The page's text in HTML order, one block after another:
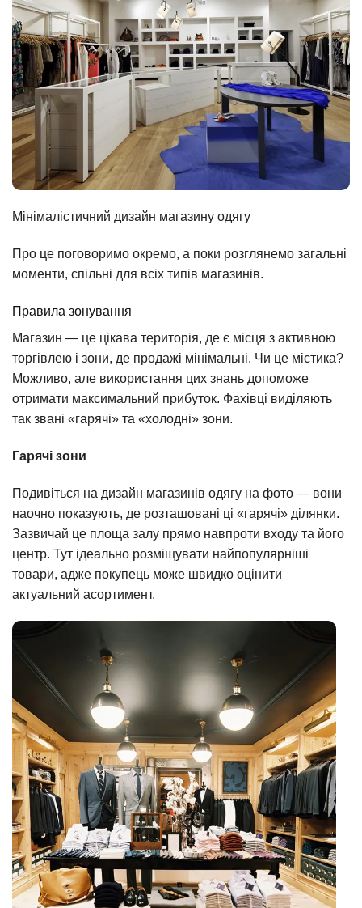
Мінімалістичний дизайн магазину одягу
Про це поговоримо окремо, а поки розглянемо загальні
моменти, спільні для всіх типів магазинів.
Правила зонування
Магазин — це цікава територія, де є місця з активною
торгівлею і зони, де продажі мінімальні. Чи це містика?
Можливо, але використання цих знань допоможе
отримати максимальний прибуток. Фахівці виділяють
так звані «гарячі» та «холодні» зони.
Гарячі зони
Подивіться на дизайн магазинів одягу на фото — вони
наочно показують, де розташовані ці «гарячі» ділянки.
Зазвичай це площа залу прямо навпроти входу та його
центр. Тут ідеально розміщувати найпопулярніші
товари, адже покупець може швидко оцінити
актуальний асортимент.